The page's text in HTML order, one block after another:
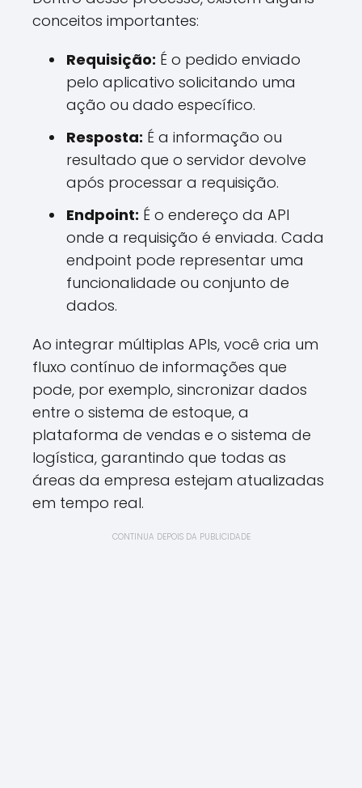
conceitos importantes:
Requisição: É o pedido enviado
pelo aplicativo solicitando uma
ação ou dado específico.
Resposta: É a informação ou
resultado que o servidor devolve
após processar a requisição.
Endpoint: É o endereço da API
onde a requisição é enviada. Cada
endpoint pode representar uma
funcionalidade ou conjunto de
dados.
Ao integrar múltiplas APIs, você cria um
fluxo contínuo de informações que
pode, por exemplo, sincronizar dados
entre o sistema de estoque, a
plataforma de vendas e o sistema de
logística, garantindo que todas as
áreas da empresa estejam atualizadas
em tempo real.
CONTINUA DEPOIS DA PUBLICIDADE